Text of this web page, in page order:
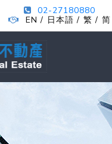
02-27180880
EN / 日本語 / 繁 / 简